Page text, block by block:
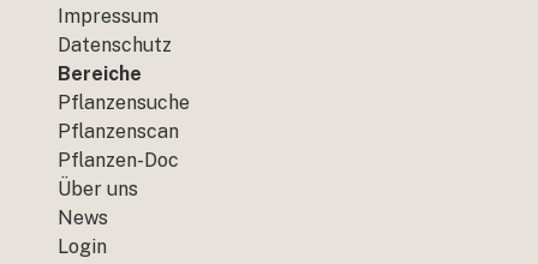
Impressum
Datenschutz
Bereiche
Pflanzensuche
Pflanzenscan
Pflanzen-Doc
Über uns
News
Login